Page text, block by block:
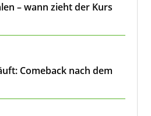
– wann zieht der Kurs
Comeback nach dem